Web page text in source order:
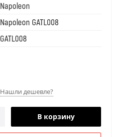
Napoleon
Napoleon GATL008
GATL008
Нашли дешевле?
В корзину